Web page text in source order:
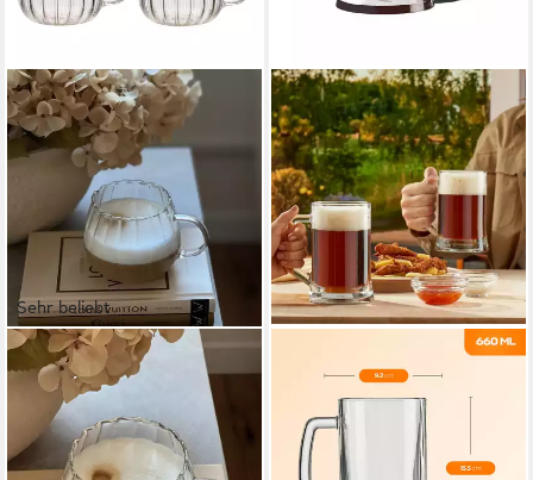
Sehr beliebt
ZOHA
Glas Riffle Cup 400ml für
Kalt- & Heißgetränke,
Spülmaschinenfest, Stilvoll, 4-
tlg., Borosilikatglas,
Gläser-Set Pub Bierkrug, 2-
tlg., Glas, 2er Set, 660ml, ideal
für Bier, Radler, Softdrinks &
Mixgetränke